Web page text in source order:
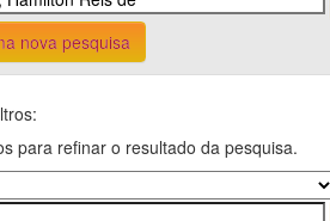
nova pesquisa
para refinar o resultado da pesquisa.